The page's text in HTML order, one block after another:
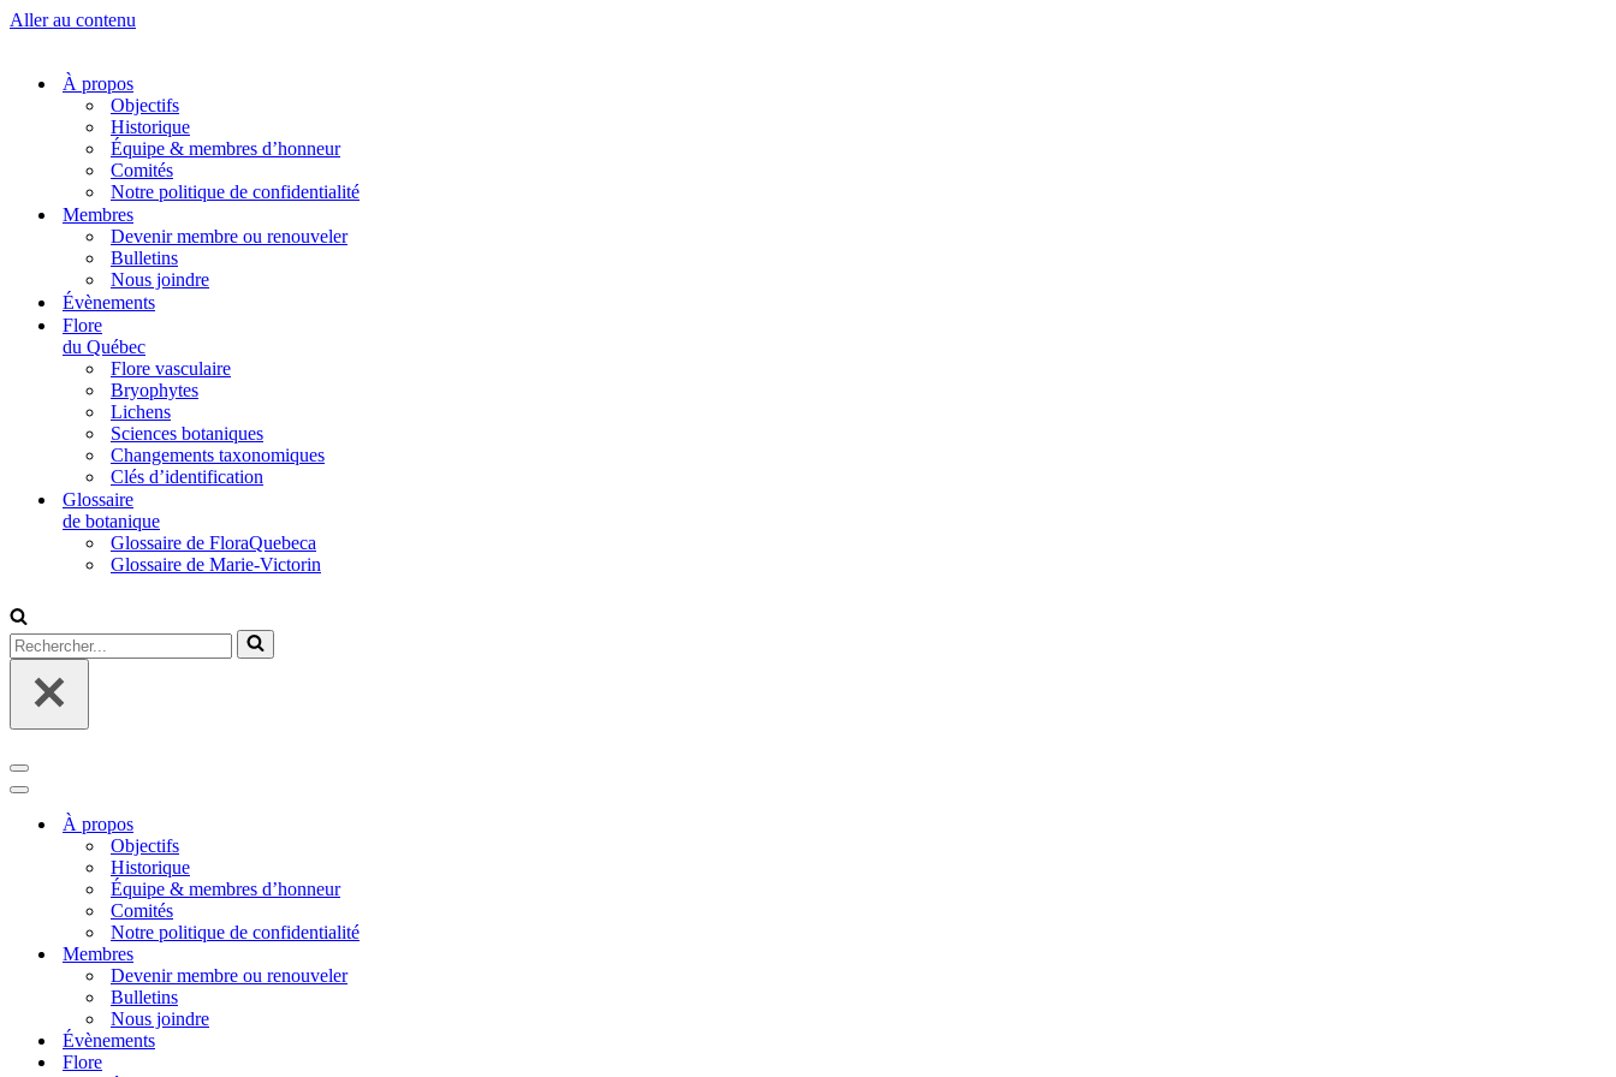
Aller au contenu
À propos
Objectifs
Historique
Équipe & membres d’honneur
Comités
Notre politique de confidentialité
Membres
Devenir membre ou renouveler
Bulletins
Nous joindre
Évènements
Flore
du Québec
Flore vasculaire
Bryophytes
Lichens
Sciences botaniques
Changements taxonomiques
Clés d’identification
Glossaire
de botanique
Glossaire de FloraQuebeca
Glossaire de Marie-Victorin
Rechercher...
Menu
de
navigation
Menu
navigationÀ propos
Objectifs
Historique
Équipe & membres d’honneur
Comités
Notre politique de confidentialité
Membres
Devenir membre ou renouveler
Bulletins
Nous joindre
Évènements
Flore